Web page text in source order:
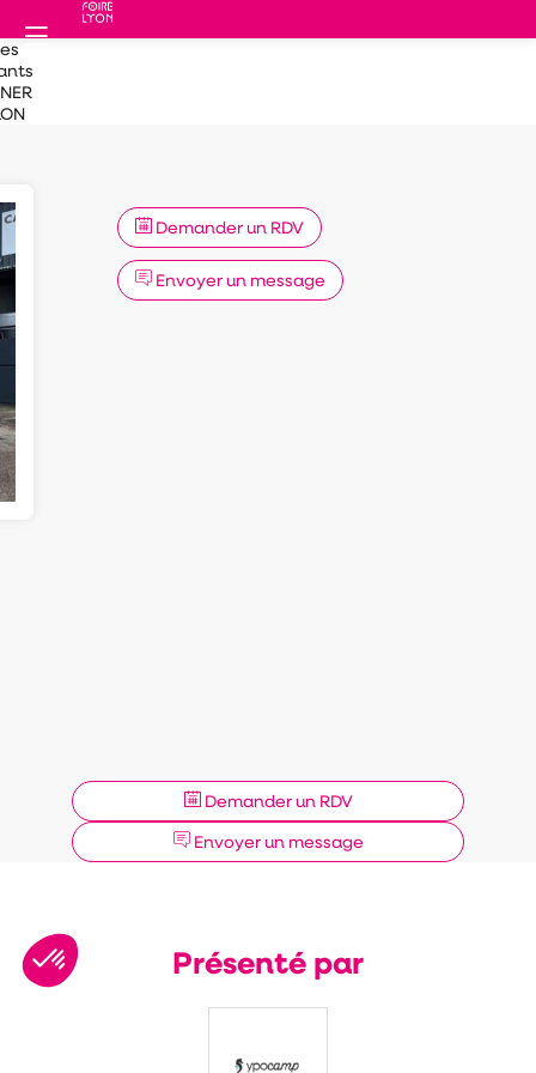
Demander un RDV
Envoyer un message
Demander un RDV
Envoyer un message
Présenté par